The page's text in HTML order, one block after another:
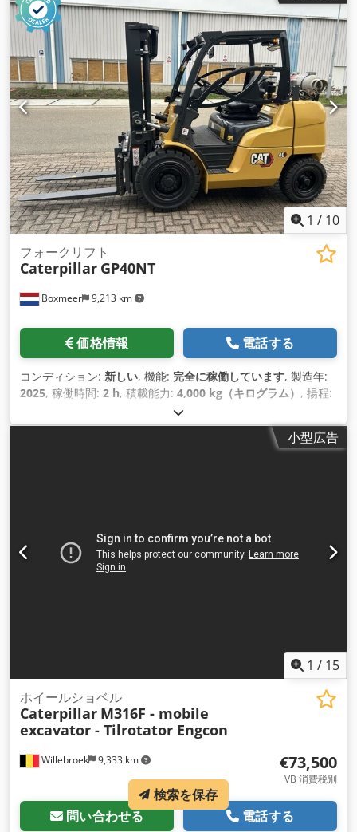
1 / 10
Boxmeer 9,213 km
フォークリフト
Caterpillar GP40NT
価格情報 電話する
コンディション: 新しい, 機能: 完全に稼働しています, 製造年:
2025, 稼働時間: 2 h, 積載能力: 4,000 kg（キログラム） , 揚程:
, マスト型式:
ンジンメーカー:Mitsubsihi, フォーク長:1,200 mm, タイヤの
6,000 kg（キログラム）, 装
小型広告
1 / 15
Willebroek 9,333 km
ホイールショベル
Caterpillar M316F - mobile
excavator - Tilrotator Engcon
€73,500
VB 消費税別
問い合わせる 電話する
検索を保存